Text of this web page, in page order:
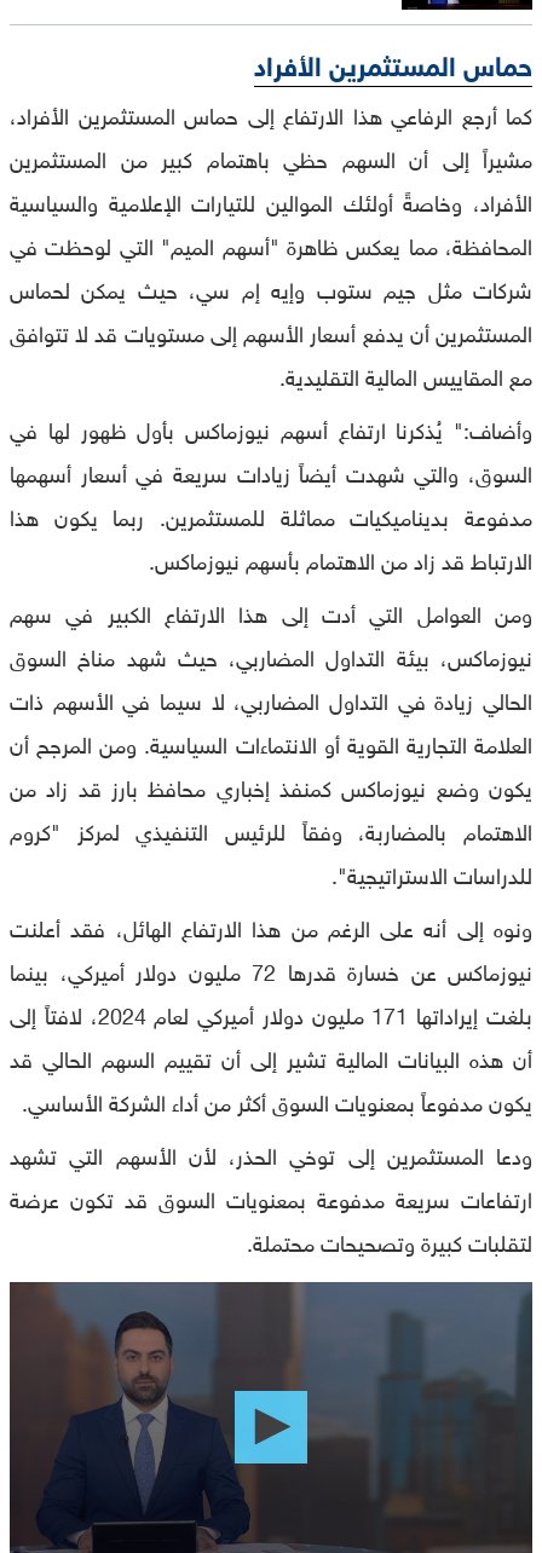
حماس المستثمرين الأفراد
كما أرجع الرفاعي هذا الارتفاع إلى حماس المستثمرين الأفراد،
مشيراً إلى أن السهم حظي باهتمام كبير من المستثمرين
الأفراد، وخاصةً أولئك الموالين للتيارات الإعلامية والسياسية
المحافظة، مما يعكس ظاهرة "أسهم الميم" التي لوحظت في
شركات مثل جيم ستوب وإيه إم سي، حيث يمكن لحماس
المستثمرين أن يدفع أسعار الأسهم إلى مستويات قد لا تتوافق
مع المقاييس المالية التقليدية.
وأضاف:" يُذكرنا ارتفاع أسهم نيوزماكس بأول ظهور لها في
السوق، والتي شهدت أيضاً زيادات سريعة في أسعار أسهمها
مدفوعة بديناميكيات مماثلة للمستثمرين. ربما يكون هذا
الارتباط قد زاد من الاهتمام بأسهم نيوزماكس.
ومن العوامل التي أدت إلى هذا الارتفاع الكبير في سهم
نيوزماكس، بيئة التداول المضاربي، حيث شهد مناخ السوق
الحالي زيادة في التداول المضاربي، لا سيما في الأسهم ذات
العلامة التجارية القوية أو الانتماءات السياسية. ومن المرجح أن
يكون وضع نيوزماكس كمنفذ إخباري محافظ بارز قد زاد من
الاهتمام بالمضاربة، وفقاً للرئيس التنفيذي لمركز "كروم
للدراسات الاستراتيجية".
ونوه إلى أنه على الرغم من هذا الارتفاع الهائل، فقد أعلنت
نيوزماكس عن خسارة قدرها 72 مليون دولار أميركي، بينما
بلغت إيراداتها 171 مليون دولار أميركي لعام 2024، لافتاً إلى
أن هذه البيانات المالية تشير إلى أن تقييم السهم الحالي قد
يكون مدفوعاً بمعنويات السوق أكثر من أداء الشركة الأساسي.
ودعا المستثمرين إلى توخي الحذر، لأن الأسهم التي تشهد
ارتفاعات سريعة مدفوعة بمعنويات السوق قد تكون عرضة
لتقلبات كبيرة وتصحيحات محتملة.
seconds